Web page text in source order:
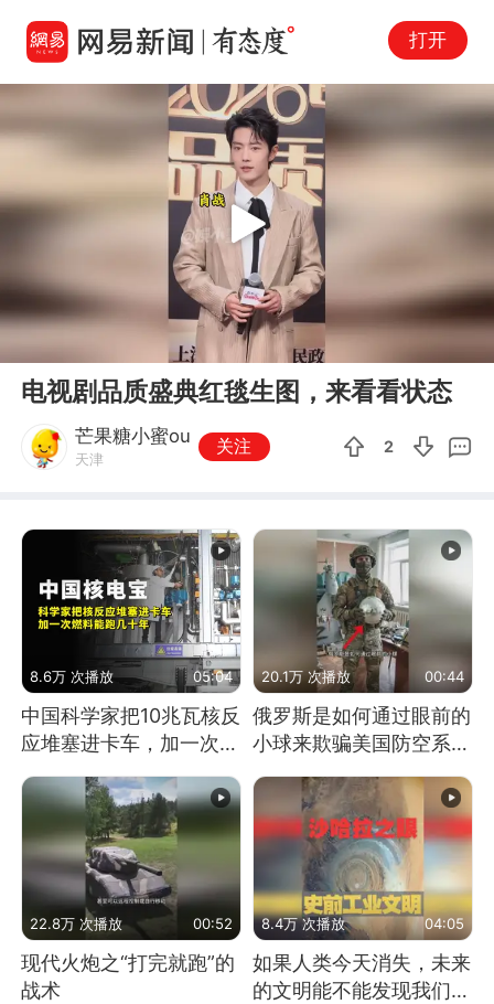
打开
Play
电视剧品质盛典红毯生图，来看看状态
芒果糖小蜜ou
天津
关注 2
8.6万 次播放 05:04
中国科学家把10兆瓦核反
应堆塞进卡车，加一次燃
料能跑几十年
20.1万 次播放 00:44
俄罗斯是如何通过眼前的
小球来欺骗美国防空系统
的
22.8万 次播放 00:52
现代火炮之“打完就跑”的
战术
8.4万 次播放 04:05
如果人类今天消失，未来
的文明能不能发现我们存